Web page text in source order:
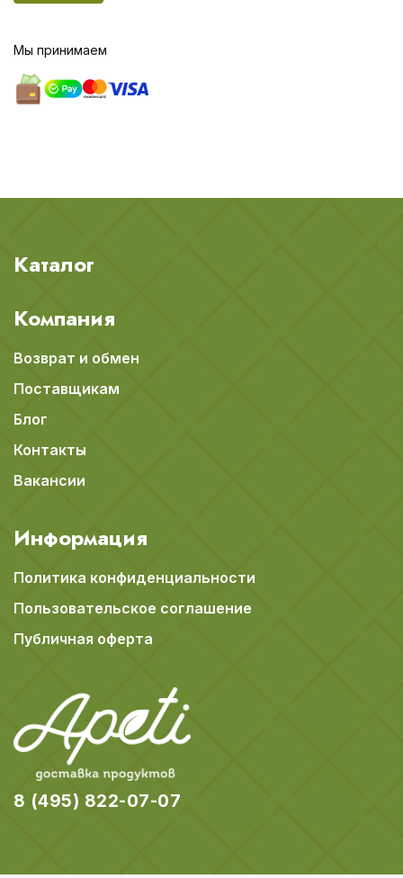
Мы принимаем
Каталог
Компания
Возврат и обмен
Поставщикам
Блог
Контакты
Вакансии
Информация
Политика конфиденциальности
Пользовательское соглашение
Публичная оферта
8 (495) 822-07-07